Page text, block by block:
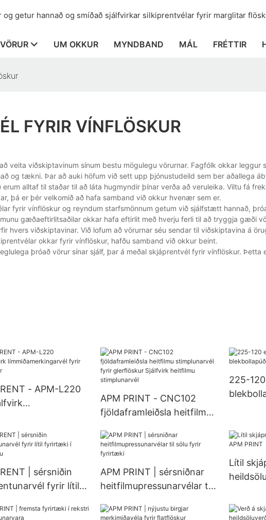
getur hannað og smíðað sjálfvirkar silkiprentvélar fyrir marglitar
VÖRUR UM OKKUR MYNDBAND MÁL FRÉTTIR
FYRIR VÍNFLÖSKUR
veita viðskiptavinum sínum bestu mögulegu vörurnar. Fagfólk okkar leggur
og tækni. Þar að auki höfum við sett upp þjónustudeild sem ber aðallega
alltaf til staðar til að láta hugmyndir þínar verða að veruleika. Viltu fá
þá er þér velkomið að hafa samband við okkur hvenær sem er.
fyrir vínflöskur og reyndum starfsmönnum getum við sjálfstætt hannað,
gæðaeftirlitsaðilar okkar hafa eftirlit með hverju ferli til að tryggja gæði
hvers viðskiptavinar. Við lofum að vörurnar séu sendar til viðskiptavina á
okkar fyrir vínflöskur, hafðu samband við okkur beint.
þróað vörur sínar sjálf, þar á meðal skjáprentvél fyrir vínflöskur. Þetta
- APM-L220
APM PRINT - CNC102
fjöldaframleiðsla heitfilmu
glerflöskur Sjálfvirk
heitfilmu stimplunarvél
225-
| sérsniðin
fyrir lítil
APM PRINT | sérsniðnar
heitfilmupressunarvélar til
Lítil